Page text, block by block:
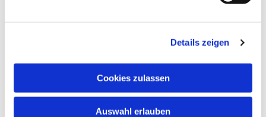
Details zeigen
Cookies zulassen
Auswahl erlauben